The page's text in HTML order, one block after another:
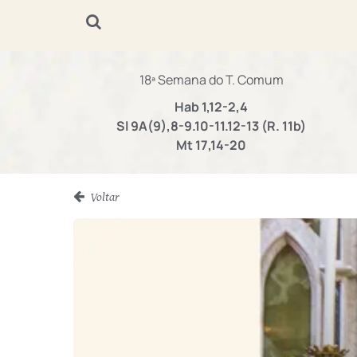
18ª Semana do T. Comum
Hab 1,12-2,4
Sl 9A(9),8-9.10-11.12-13 (R. 11b)
Mt 17,14-20
Voltar